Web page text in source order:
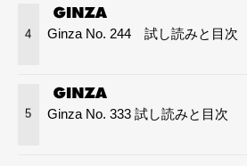
4 Ginza No. 244 試し読みと目次
5 Ginza No. 333 試し読みと目次